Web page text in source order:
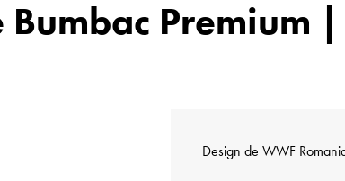
Bumbac Premium
Design de WWF